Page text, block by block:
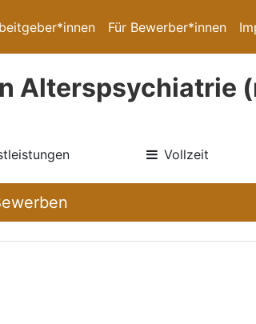
Für Bewerber*innen
Alterspsychiatrie
Vollzeit